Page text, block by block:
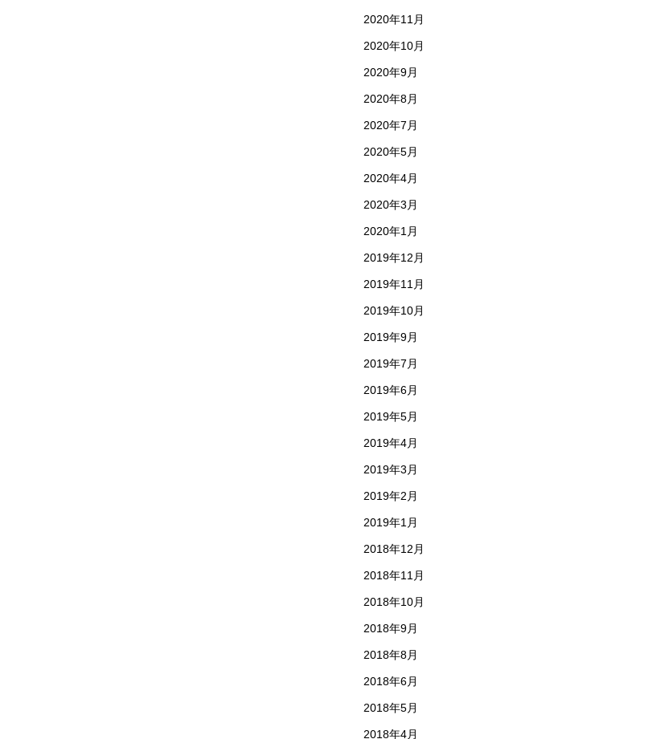
2020年11月
2020年10月
2020年9月
2020年8月
2020年7月
2020年5月
2020年4月
2020年3月
2020年1月
2019年12月
2019年11月
2019年10月
2019年9月
2019年7月
2019年6月
2019年5月
2019年4月
2019年3月
2019年2月
2019年1月
2018年12月
2018年11月
2018年10月
2018年9月
2018年8月
2018年6月
2018年5月
2018年4月